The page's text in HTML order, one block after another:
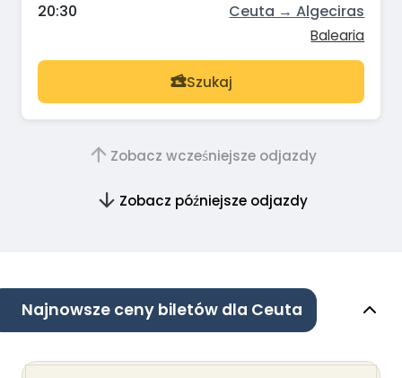
20:30 Ceuta → Algeciras
Balearia
Szukaj
Zobacz wcześniejsze odjazdy
Zobacz późniejsze odjazdy
Najnowsze ceny biletów dla Ceuta